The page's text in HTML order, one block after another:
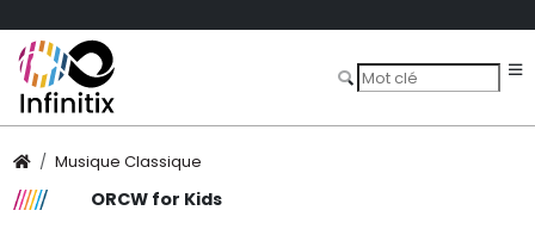
Musique Classique
ORCW for Kids